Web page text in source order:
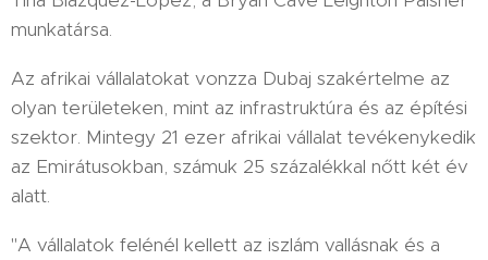
munkatársa.
Az afrikai vállalatokat vonzza Dubaj szakértelme az
olyan területeken, mint az infrastruktúra és az építési
szektor. Mintegy 21 ezer afrikai vállalat tevékenykedik
az Emirátusokban, számuk 25 százalékkal nőtt két év
alatt.
"A vállalatok felénél kellett az iszlám vallásnak és a